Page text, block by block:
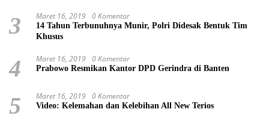
3 Maret 16, 2019 0 Komentar
14 Tahun Terbunuhnya Munir, Polri Didesak Bentuk Tim
Khusus
4 Maret 16, 2019 0 Komentar
Prabowo Resmikan Kantor DPD Gerindra di Banten
5 Maret 16, 2019 0 Komentar
Video: Kelemahan dan Kelebihan All New Terios